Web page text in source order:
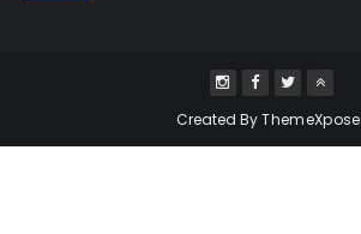
Created ByThemeXpose